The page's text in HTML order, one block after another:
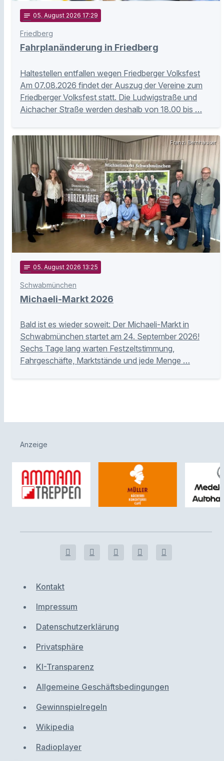
notes 05. August 2026 17:29
Friedberg
Fahrplanänderung in Friedberg
Haltestellen entfallen wegen Friedberger Volksfest
Am 07.08.2026 findet der Auszug der Vereine zum
Friedberger Volksfest statt. Die Ludwigstraße und
Aichacher Straße werden deshalb von 18.00 bis …
Franzi Bernhauser
notes 05. August 2026 13:25
Schwabmünchen
Michaeli-Markt 2026
Bald ist es wieder soweit: Der Michaeli-Markt in
Schwabmünchen startet am 24. September 2026!
Sechs Tage lang warten Festzeltstimmung,
Fahrgeschäfte, Marktstände und jede Menge …
Anzeige
Kontakt
Impressum
Datenschutzerklärung
Privatsphäre
KI-Transparenz
Allgemeine Geschäftsbedingungen
Gewinnspielregeln
Wikipedia
Radioplayer